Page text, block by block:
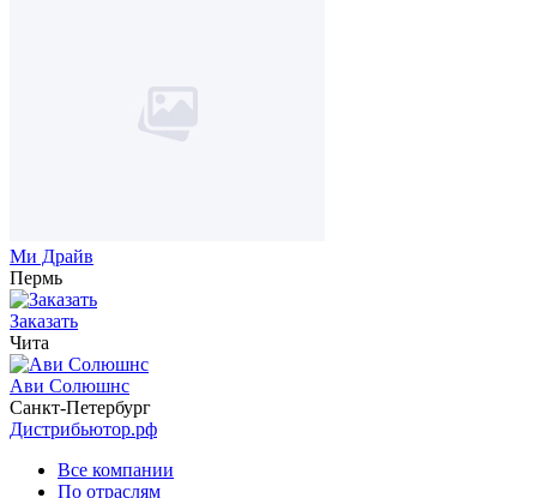
Ми Драйв
Пермь
Заказать
Чита
Ави Солюшнс
Санкт-Петербург
Дистрибьютор.рф
Все компании
По отраслям